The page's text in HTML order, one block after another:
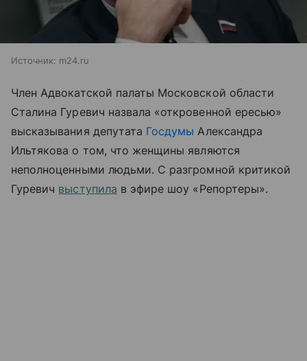
Источник: m24.ru
Член Адвокатской палаты Московской области
Сталина Гуревич назвала «откровенной ересью»
высказывания депутата Госдумы Александра
Ильтякова о том, что женщины являются
неполноценными людьми. С разгромной критикой
Гуревич выступила в эфире шоу «Репортеры».